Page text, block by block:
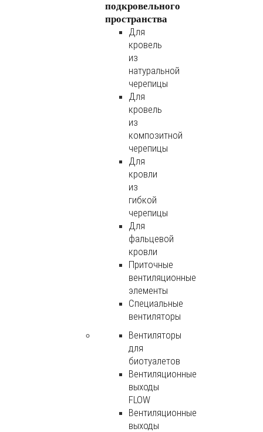
подкровельного
пространства
Для
кровель
из
натуральной
черепицы
Для
кровель
из
композитной
черепицы
Для
кровли
из
гибкой
черепицы
Для
фальцевой
кровли
Приточные
вентиляционные
элементы
Специальные
вентиляторы
Вентиляторы
для
биотуалетов
Вентиляционные
выходы
FLOW
Вентиляционные
выходы